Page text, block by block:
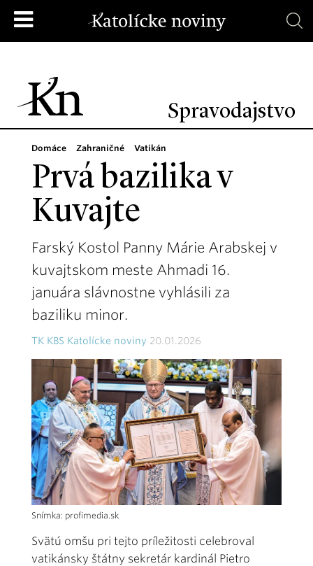
Spravodajstvo
Domáce Zahraničné Vatikán
Prvá bazilika v
Kuvajte
Farský Kostol Panny Márie Arabskej v
kuvajtskom meste Ahmadi 16.
januára slávnostne vyhlásili za
baziliku minor.
TK KBS Katolícke noviny 20.01.2026
Snímka: profimedia.sk
Svätú omšu pri tejto príležitosti celebroval
vatikánsky štátny sekretár kardinál Pietro